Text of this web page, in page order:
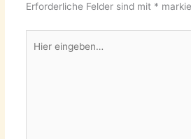
Erforderliche Felder sind mit *
eingeben…